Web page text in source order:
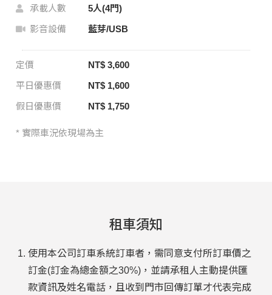
承載人數
5人(4門)
影音設備
藍芽/USB
定價
NT$ 3,600
平日優惠價
NT$ 1,600
假日優惠價
NT$ 1,750
* 實際車況依現場為主
租車須知
使用本公司訂車系統訂車者，需同意支付所訂車價之
訂金(訂金為總金額之30%)，並請承租人主動提供匯
款資訊及姓名電話，且收到門市回傳訂單才代表完成